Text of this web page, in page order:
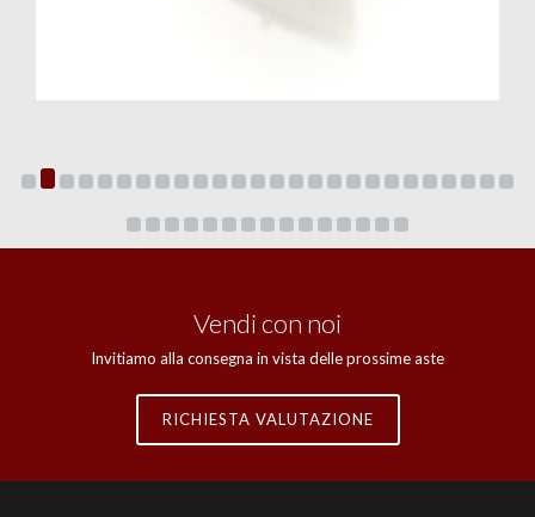
Vendi con noi
Invitiamo alla consegna in vista delle prossime aste
RICHIESTA VALUTAZIONE